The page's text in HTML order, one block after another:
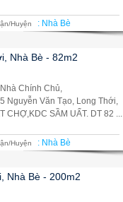
Huyện : Nhà Bè
Nhà Bè - 82m2
Chính Chủ,
Nguyễn Văn Tạo, Long Thới,
CHỢ,KDC SẦM UẤT. DT 82 ...
Huyện : Nhà Bè
Nhà Bè - 200m2